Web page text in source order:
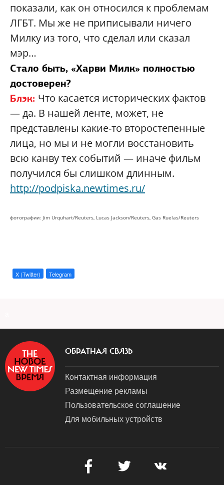
показали, как он относился к проблемам
ЛГБТ. Мы же не приписывали ничего
Милку из того, что сделал или сказал
мэр…
Стало быть, «Харви Милк» полностью
достоверен?
Блэк: Что касается исторических фактов
— да. В нашей ленте, может, не
представлены какие-то второстепенные
лица, но мы и не могли восстановить
всю канву тех событий — иначе фильм
получился бы слишком длинным.
http://podpiska.newtimes.ru/
фотографии: Jim Urquhart/Reuters, Lucas Jackson/Reuters, Gas Ruelas/Reuters
X (Twitter) Telegram
ОБРАТНАЯ СВЯЗЬ
Контактная информация
Размещение рекламы
Пользовательское соглашение
Для мобильных устройств